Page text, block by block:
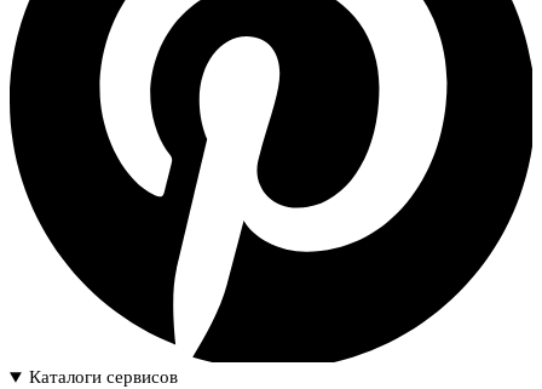
Каталоги сервисов